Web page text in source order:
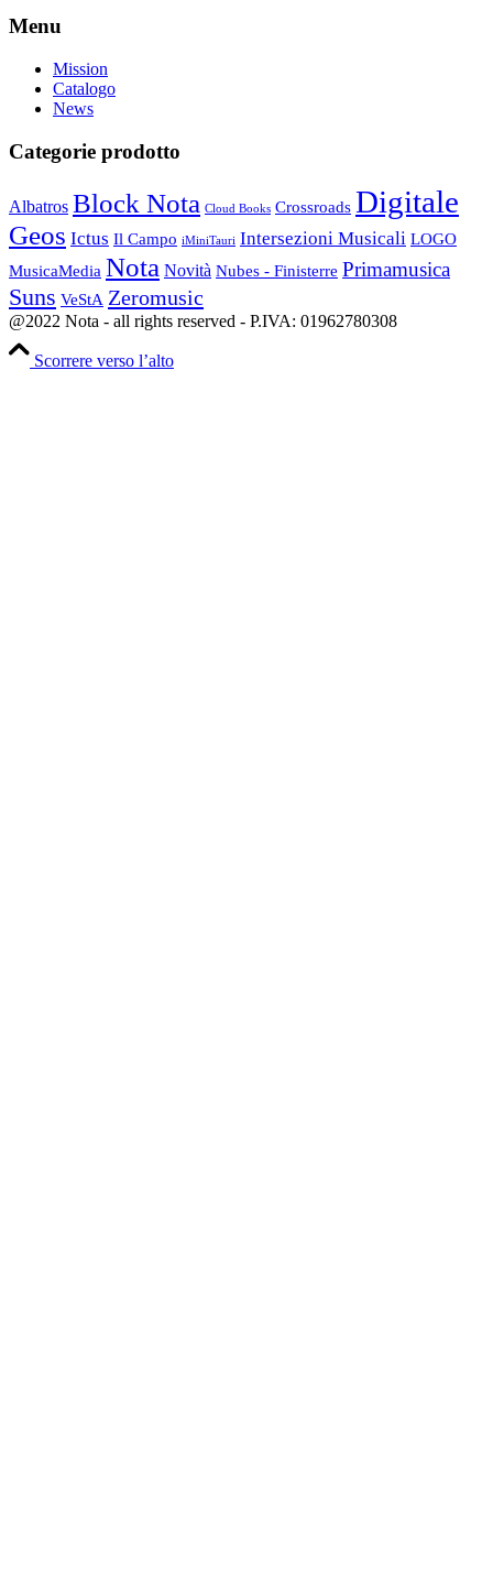
Menu
Mission
Catalogo
News
Categorie prodotto
Albatros Block Nota Cloud Books Crossroads Digitale
Geos Ictus Il Campo iMiniTauri Intersezioni Musicali LOGO
MusicaMedia Nota Novità Nubes - Finisterre Primamusica
Suns VeStA Zeromusic
@2022 Nota - all rights reserved - P.IVA: 01962780308
Scorrere verso l’alto